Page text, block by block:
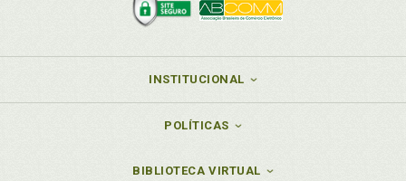
INSTITUCIONAL
POLÍTICAS
BIBLIOTECA VIRTUAL